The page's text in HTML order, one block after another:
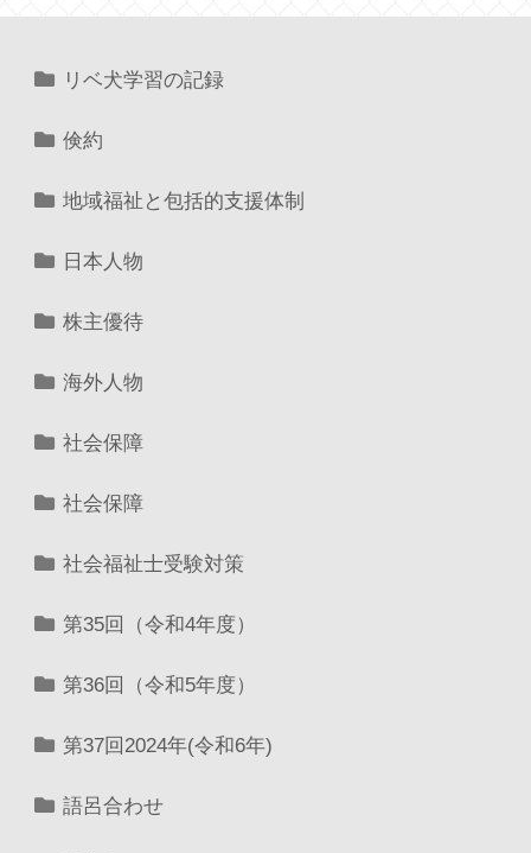
リベ犬学習の記録
倹約
地域福祉と包括的支援体制
日本人物
株主優待
海外人物
社会保障
社会保障
社会福祉士受験対策
第35回（令和4年度）
第36回（令和5年度）
第37回2024年(令和6年)
語呂合わせ